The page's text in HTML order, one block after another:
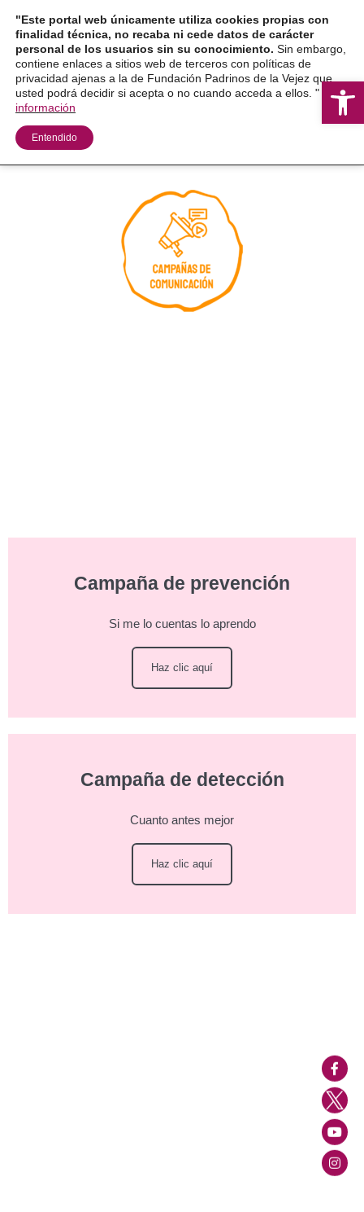
contenido
Campaña de prevención
Si me lo cuentas lo aprendo
Haz clic aquí
Campaña de detección
Cuanto antes mejor
Haz clic aquí
"Este portal web únicamente utiliza cookies propias con
finalidad técnica, no recaba ni cede datos de carácter
personal de los usuarios sin su conocimiento. Sin embargo,
contiene enlaces a sitios web de terceros con políticas de
privacidad ajenas a la de Fundación Padrinos de la Vejez que
usted podrá decidir si acepta o no cuando acceda a ellos. "
Más
información
Entendido